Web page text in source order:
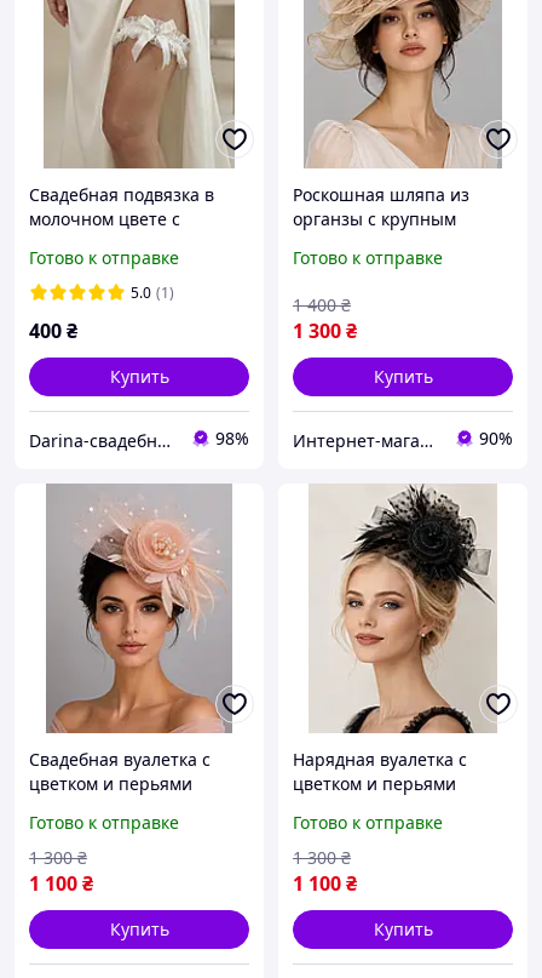
Свадебная подвязка в
молочном цвете с
Готово к отправке
5.0 (1)
400₴
Купить
Darina-свадебные аксессуары для невесты 98%
Роскошная шляпа из
органзы с крупным
вечеринок бежевого
Готово к отправке
1 300₴
1 400 ₴
Купить
Интернет-магазин "Кларисса" 90%
Свадебная вуалетка с
цветком и перьями
украшение для волос.
Готово к отправке
1 100₴
1 300 ₴
Купить
Нарядная вуалетка с
цветком и перьями
украшение для головы.
Готово к отправке
1 100₴
1 300 ₴
Купить